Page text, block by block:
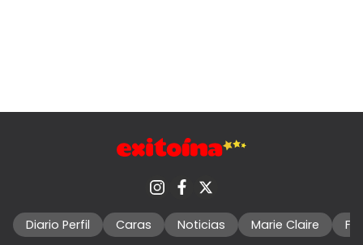
Diario Perfil Caras Noticias Marie Claire